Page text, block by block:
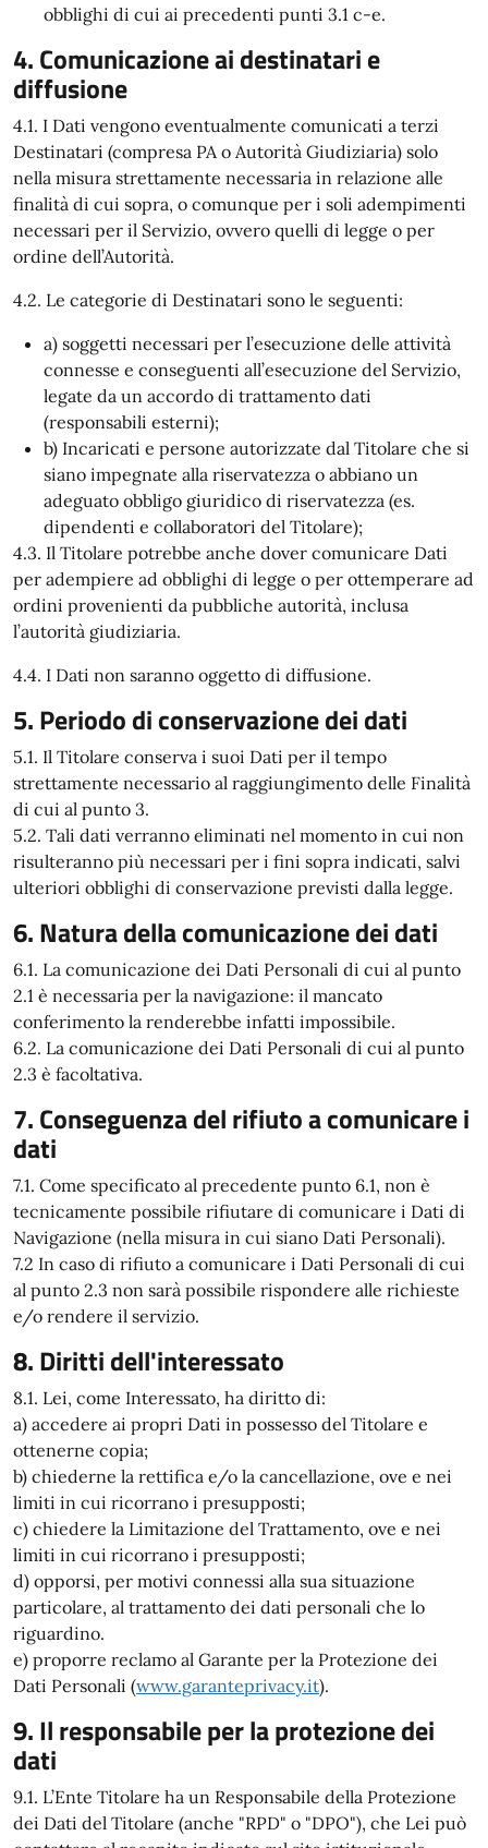
obblighi di cui ai precedenti punti 3.1 c-e.
4. Comunicazione ai destinatari e
diffusione
4.1. I Dati vengono eventualmente comunicati a terzi
Destinatari (compresa PA o Autorità Giudiziaria) solo
nella misura strettamente necessaria in relazione alle
finalità di cui sopra, o comunque per i soli adempimenti
necessari per il Servizio, ovvero quelli di legge o per
ordine dell’Autorità.
4.2. Le categorie di Destinatari sono le seguenti:
a) soggetti necessari per l’esecuzione delle attività
connesse e conseguenti all’esecuzione del Servizio,
legate da un accordo di trattamento dati
(responsabili esterni);
b) Incaricati e persone autorizzate dal Titolare che si
siano impegnate alla riservatezza o abbiano un
adeguato obbligo giuridico di riservatezza (es.
dipendenti e collaboratori del Titolare);
4.3. Il Titolare potrebbe anche dover comunicare Dati
per adempiere ad obblighi di legge o per ottemperare ad
ordini provenienti da pubbliche autorità, inclusa
l’autorità giudiziaria.
4.4. I Dati non saranno oggetto di diffusione.
5. Periodo di conservazione dei dati
5.1. Il Titolare conserva i suoi Dati per il tempo
strettamente necessario al raggiungimento delle Finalità
di cui al punto 3.
5.2. Tali dati verranno eliminati nel momento in cui non
risulteranno più necessari per i fini sopra indicati, salvi
ulteriori obblighi di conservazione previsti dalla legge.
6. Natura della comunicazione dei dati
6.1. La comunicazione dei Dati Personali di cui al punto
2.1 è necessaria per la navigazione: il mancato
conferimento la renderebbe infatti impossibile.
6.2. La comunicazione dei Dati Personali di cui al punto
2.3 è facoltativa.
7. Conseguenza del rifiuto a comunicare i
dati
7.1. Come specificato al precedente punto 6.1, non è
tecnicamente possibile rifiutare di comunicare i Dati di
Navigazione (nella misura in cui siano Dati Personali).
7.2 In caso di rifiuto a comunicare i Dati Personali di cui
al punto 2.3 non sarà possibile rispondere alle richieste
e/o rendere il servizio.
8. Diritti dell'interessato
8.1. Lei, come Interessato, ha diritto di:
a) accedere ai propri Dati in possesso del Titolare e
ottenerne copia;
b) chiederne la rettifica e/o la cancellazione, ove e nei
limiti in cui ricorrano i presupposti;
c) chiedere la Limitazione del Trattamento, ove e nei
limiti in cui ricorrano i presupposti;
d) opporsi, per motivi connessi alla sua situazione
particolare, al trattamento dei dati personali che lo
riguardino.
e) proporre reclamo al Garante per la Protezione dei
Dati Personali (www.garanteprivacy.it).
9. Il responsabile per la protezione dei
dati
9.1. L’Ente Titolare ha un Responsabile della Protezione
dei Dati del Titolare (anche "RPD" o "DPO"), che Lei può